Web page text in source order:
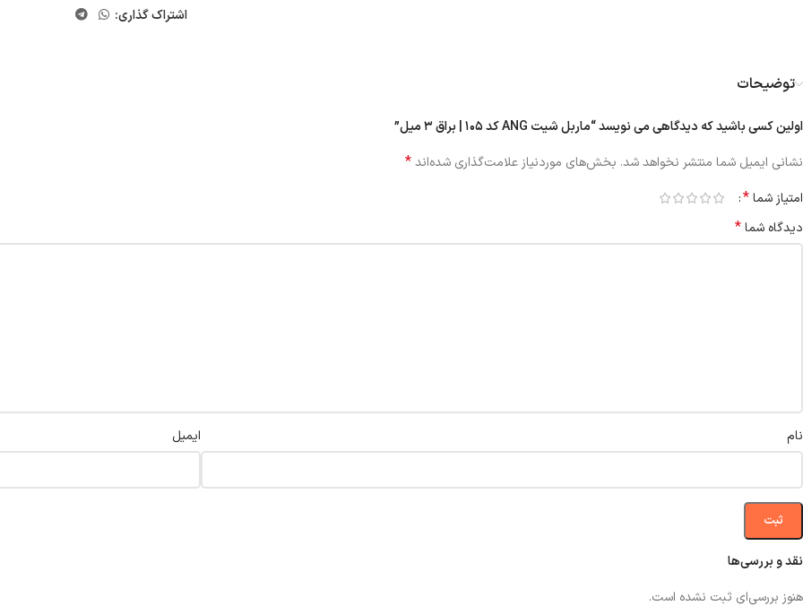
اشتراک گذاری:
توضیحات
نقد و بررسی‌ها
هنوز بررسی‌ای ثبت نشده است.
اولین کسی باشید که دیدگاهی می نویسد “ماربل شیت ANG کد ۱۰۵ | براق ۳ میل”
نشانی ایمیل شما منتشر نخواهد شد. بخش‌های موردنیاز علامت‌گذاری شده‌اند*
امتیاز شما*
دیدگاه شما*
نام ایمیل